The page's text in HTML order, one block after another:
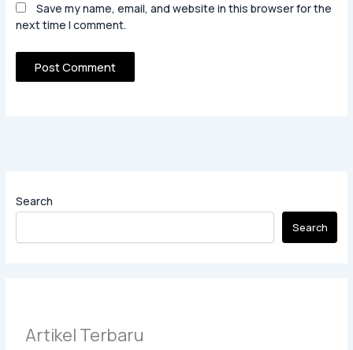
Search
Search
Artikel Terbaru
Save my name, email, and website in this browser for the
next time I comment.